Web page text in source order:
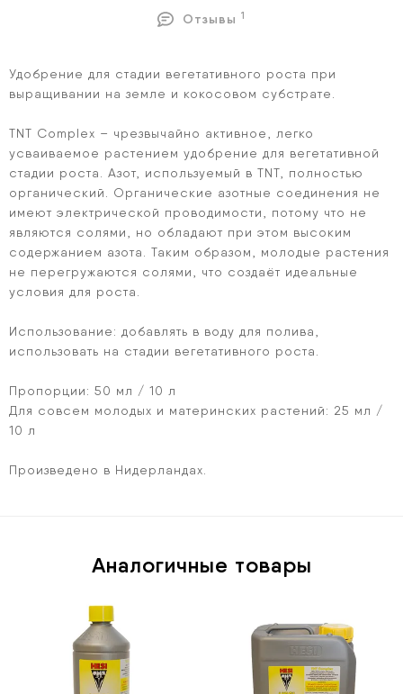
Отзывы 1
Удобрение для стадии вегетативного роста при
выращивании на земле и кокосовом субстрате.
TNT Complex – чрезвычайно активное, легко
усваиваемое растением удобрение для вегетативной
стадии роста. Азот, используемый в TNT, полностью
органический. Органические азотные соединения не
имеют электрической проводимости, потому что не
являются солями, но обладают при этом высоким
содержанием азота. Таким образом, молодые растения
не перегружаются солями, что создаёт идеальные
условия для роста.
Использование: добавлять в воду для полива,
использовать на стадии вегетативного роста.
Пропорции: 50 мл / 10 л
Для совсем молодых и материнских растений: 25 мл /
10 л
Произведено в Нидерландах.
Аналогичные товары